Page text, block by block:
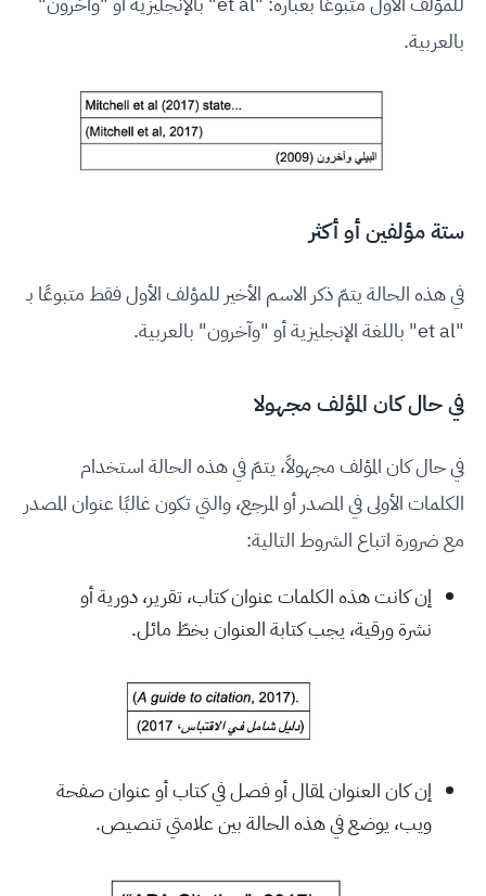
بالعربية.
ستة مؤلفين أو أكثر
في هذه الحالة يتمّ ذكر الاسم الأخير للمؤلف الأول فقط متبوعًا بـ
"et al" باللغة الإنجليزية أو "وآخرون" بالعربية.
في حال كان المؤلف مجهولا
في حال كان المؤلف مجهولاً، يتمّ في هذه الحالة استخدام
الكلمات الأولى في المصدر أو المرجع، والتي تكون غالبًا عنوان المصدر
مع ضرورة اتباع الشروط التالية:
إن كانت هذه الكلمات عنوان كتاب، تقرير، دورية أو
نشرة ورقية، يجب كتابة العنوان بخطّ مائل.
إن كان العنوان لمقال أو فصل في كتاب أو عنوان صفحة
ويب، يوضع في هذه الحالة بين علامتي تنصيص.